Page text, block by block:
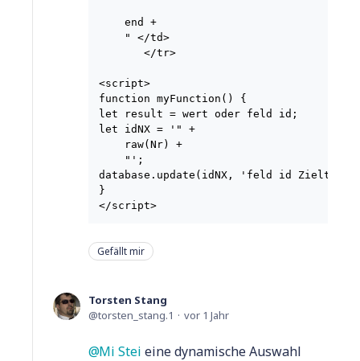
    end +
    " </td>
       </tr>
<script>
function myFunction() {
let result = wert oder feld id;
let idNX = '" +
    raw(Nr) +
    "';
database.update(idNX, 'feld id
}
Gefällt mir
Torsten Stang
torsten_stang.1
vor 1 Jahr
Mi Stei eine dynamische Auswahl